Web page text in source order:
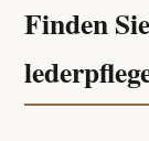
Finden